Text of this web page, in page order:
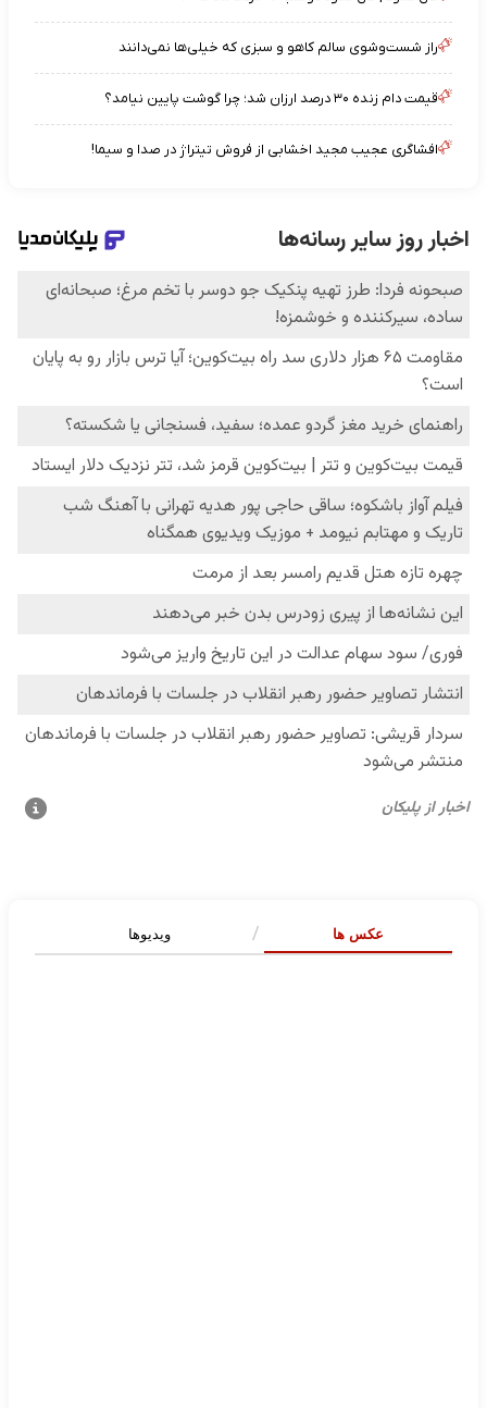
راز شست‌وشوی سالم کاهو و سبزی که خیلی‌ها نمی‌دانند
قیمت دام زنده ۳۰ درصد ارزان شد؛ چرا گوشت پایین نیامد؟
افشاگری عجیب مجید اخشابی از فروش تیتراژ در صدا و سیما!
عکس ها ویدیوها